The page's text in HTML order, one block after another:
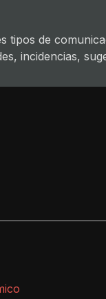
tipos de
incidencias,